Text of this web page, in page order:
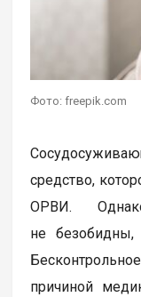
Фото: freepik.com
средство,
ОРВИ.
не
причиной